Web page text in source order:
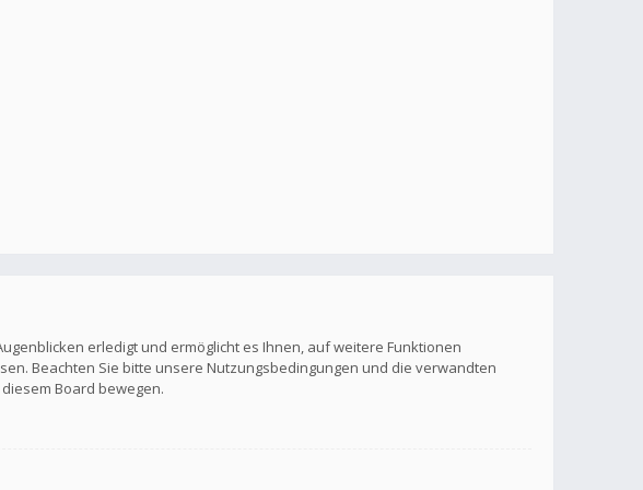
erledigt und ermöglicht es Ihnen, auf weitere Funktionen
Beachten Sie bitte unsere Nutzungsbedingungen und die verwandten
Board bewegen.